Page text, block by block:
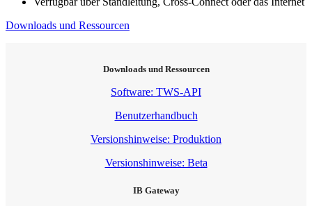
Downloads und Ressourcen
Downloads und Ressourcen
Software: TWS-API
Benutzerhandbuch
Versionshinweise: Produktion
Versionshinweise: Beta
IB Gateway